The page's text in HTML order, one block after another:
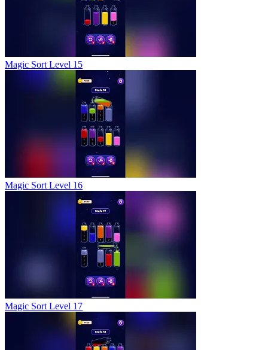
Magic Sort Level 15
Magic Sort Level 16
Magic Sort Level 17